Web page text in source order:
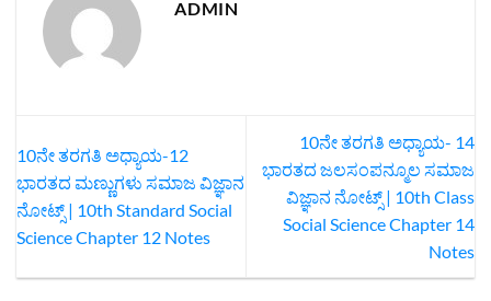
ADMIN
10ನೇ ತರಗತಿ ಅಧ್ಯಾಯ-12
ಭಾರತದ ಮಣ್ಣುಗಳು ಸಮಾಜ ವಿಜ್ಞಾನ
ನೋಟ್ಸ್‌ | 10th Standard Social
Science Chapter 12 Notes
10ನೇ ತರಗತಿ ಅಧ್ಯಾಯ- 14
ಭಾರತದ ಜಲಸಂಪನ್ಮೂಲ ಸಮಾಜ
ವಿಜ್ಞಾನ ನೋಟ್ಸ್‌ | 10th Class
Social Science Chapter 14
Notes